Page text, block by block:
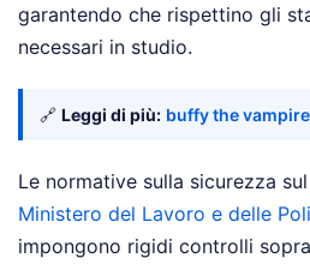
garantendo che rispettino gli
necessari in studio.
🔗 Leggi di più: buffy the
Le normative sulla sicurezza
Ministero del Lavoro e delle
impongono rigidi controlli